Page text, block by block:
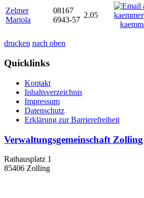
Zelmer
Mariola
08167
6943-57
2.05
drucken nach oben
Quicklinks
Kontakt
Inhaltsverzeichnis
Impressum
Datenschutz
Erklärung zur Barrierefreiheit
Verwaltungsgemeinschaft Zolling
Rathausplatz 1
85406 Zolling